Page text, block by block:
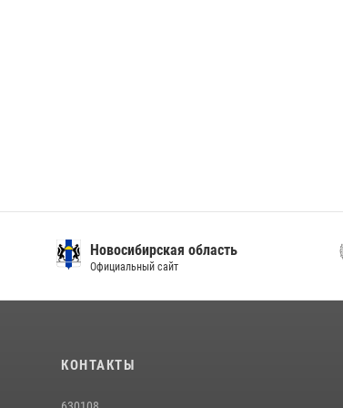
Новосибирская область
Официальный сайт
КОНТАКТЫ